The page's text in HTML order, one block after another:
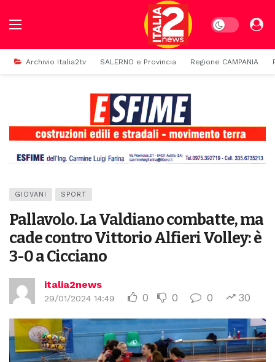
Dark mode
Archivio Italia2tv SALERNO e Provincia Regione CAMPANIA
GIOVANI SPORT
Pallavolo. La Valdiano combatte, ma
cade contro Vittorio Alfieri Volley: è
3-0 a Cicciano
italia2news
29/01/2024 14:49 0 0 0 30